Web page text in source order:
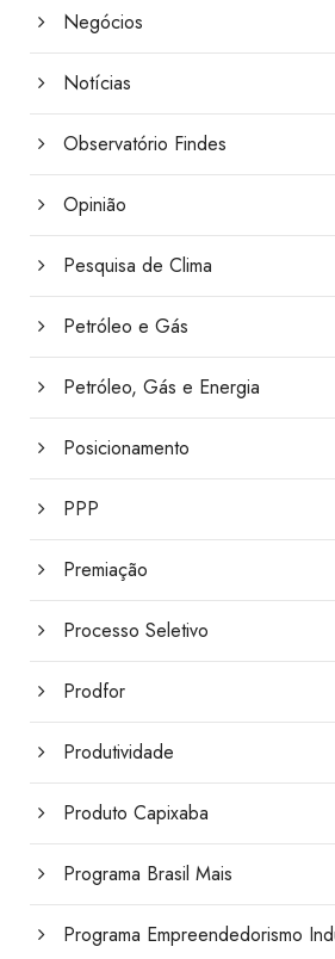
Negócios
Notícias
Observatório Findes
Opinião
Pesquisa de Clima
Petróleo e Gás
Petróleo, Gás e Energia
Posicionamento
PPP
Premiação
Processo Seletivo
Prodfor
Produtividade
Produto Capixaba
Programa Brasil Mais
Programa Empreendedorismo